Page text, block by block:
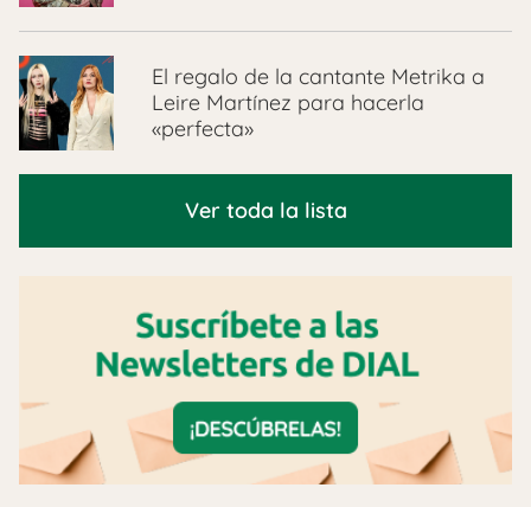
El regalo de la cantante Metrika a
Leire Martínez para hacerla
«perfecta»
Ver toda la lista